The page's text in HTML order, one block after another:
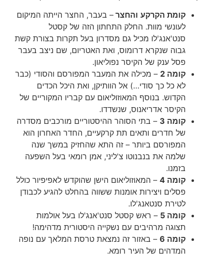
קומת הקרקע והחצר – בעבר, החצר הייתה המיקום
לעונשי מוות. החלק התחתון הזה של קסטל
סנט'אנג'לו מכיל גם מסדרון בעל תקרות בצורת קשת
גבוה שנקרא דרומוס, ואת האטריום, שם ניצב בעבר
פסל ענק של הקיסר נפוליאון.
קומה 2
– מכילה את המעבר המפורסם והסודי (כבר
לא כל כך סודי…) אל הוותיקן, ואת היכל הכדים
הקדוש. בנוסף המאוזוליאום עם קבריו המקוריים של
הקיסר אדריאנוס, שנשדדו.
קומה 3
– בתי הסוהר ההיסטוריים מורכבים מסדרה
של חדרים ותאים תת קרקעיים, החדר האחרון הוא
המפורסם ביותר – זה התא שהחזיק במשך שנה
שלמה את בנבנוטו צ'ליני, אמן רומאי בעל השפעה
בזמנו.
קומה 4
– המאוזוליאום הישן שהוקדש לאפיפיור כולל
פסלים ויצירות אומנות ששווה בהחלט להגיע לכבודן
לטירת סנטאנג'לו.
קומה 5
– ראש קסטל סנט'אנג'לו בעל אולמות
תצוגה מרהיבים עם נשקייה היסטורית מדהימה!
קומה 6
– באזור זה נמצאת טרסת המלאך עם נופה
המדהים של העיר רומא.